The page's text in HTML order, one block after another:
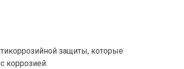
защиты, которые
коррозией: